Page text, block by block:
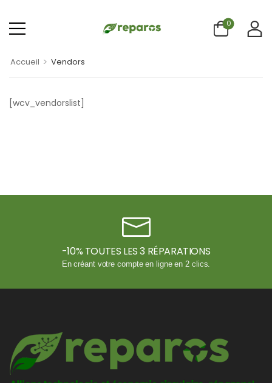
0
Accueil > Vendors
[wcv_vendorslist]
-10% TOUTES LES 3 RÉPARATIONS
En créant votre compte en ligne en 2 clics.